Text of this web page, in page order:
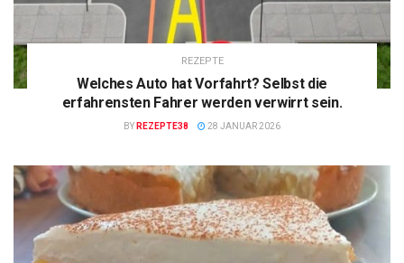
REZEPTE
Welches Auto hat Vorfahrt? Selbst die
erfahrensten Fahrer werden verwirrt sein.
BY REZEPTE38 28 JANUAR 2026